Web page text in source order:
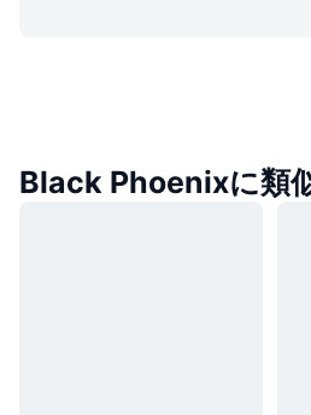
Black Phoenixに類